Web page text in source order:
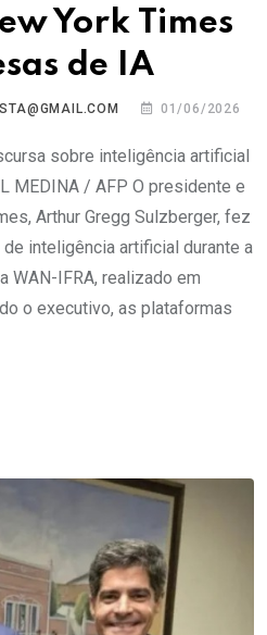
York Times
de IA
01/06/2026
sobre inteligência artificial
MEDINA / AFP O presidente e
Arthur Gregg Sulzberger, fez
inteligência artificial durante a
WAN-IFRA, realizado em
o executivo, as plataformas